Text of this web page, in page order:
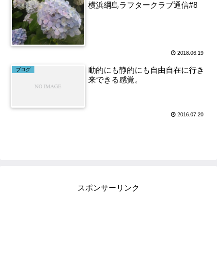
横浜綱島ラフタークラブ通信#8
2018.06.19
ブログ
動的にも静的にも自由自在に行き
来できる感覚。
2016.07.20
スポンサーリンク